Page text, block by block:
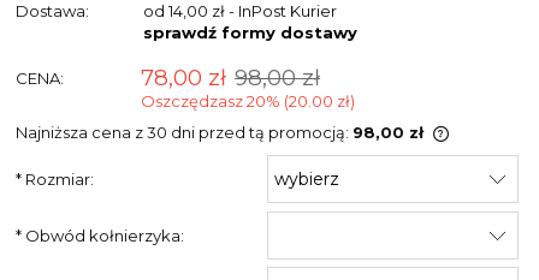
Dostawa:
od 14,00 zł - InPost Kurier
sprawdź formy dostawy
CENA: 78,00 zł 98,00 zł
Oszczędzasz 20% (20.00 zł)
Najniższa cena z 30 dni przed tą promocją: 98,00 zł
Jeżeli
niż 30
cena od
* Rozmiar:
* Obwód kołnierzyka: